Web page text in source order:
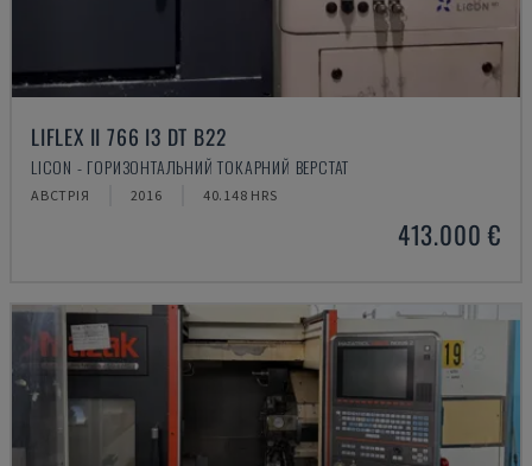
LIFLEX II 766 I3 DT B22
LICON - ГОРИЗОНТАЛЬНИЙ ТОКАРНИЙ ВЕРСТАТ
АВСТРІЯ 2016 40.148 HRS
413.000 €